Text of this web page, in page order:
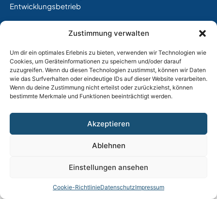
Zustimmung verwalten
Um dir ein optimales Erlebnis zu bieten, verwenden wir Technologien wie
Cookies, um Geräteinformationen zu speichern und/oder darauf
zuzugreifen. Wenn du diesen Technologien zustimmst, können wir Daten
wie das Surfverhalten oder eindeutige IDs auf dieser Website verarbeiten.
Wenn du deine Zustimmung nicht erteilst oder zurückziehst, können
bestimmte Merkmale und Funktionen beeinträchtigt werden.
Akzeptieren
Ablehnen
Einstellungen ansehen
Cookie-RichtlinieDatenschutzImpressum
Entwicklungsbetrieb
E-Mail: info@tost.de
Öffnungszeiten:
Montag – Donnerstag: 8:00 – 17:00 Uhr
Impressum|Datenschutz |AGB